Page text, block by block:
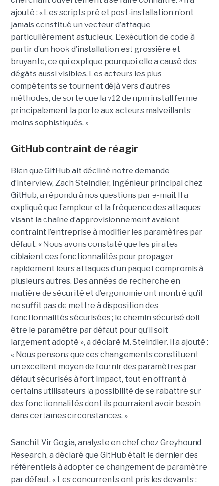
ajouté : « Les scripts pré et post-installation n’ont
jamais constitué un vecteur d’attaque
particulièrement astucieux. L’exécution de code à
partir d’un hook d’installation est grossière et
bruyante, ce qui explique pourquoi elle a causé des
dégâts aussi visibles. Les acteurs les plus
compétents se tournent déjà vers d’autres
méthodes, de sorte que la v12 de npm install ferme
principalement la porte aux acteurs malveillants
moins sophistiqués. »
Git Hub contraint de réagir
Bien que GitHub ait décliné notre demande
d’interview, Zach Steindler, ingénieur principal chez
GitHub, a répondu à nos questions par e-mail. Il a
expliqué que l’ampleur et la fréquence des attaques
visant la chaîne d’approvisionnement avaient
contraint l’entreprise à modifier les paramètres par
défaut. « Nous avons constaté que les pirates
ciblaient ces fonctionnalités pour propager
rapidement leurs attaques d’un paquet compromis à
plusieurs autres. Des années de recherche en
matière de sécurité et d’ergonomie ont montré qu’il
ne suffit pas de mettre à disposition des
fonctionnalités sécurisées ; le chemin sécurisé doit
être le paramètre par défaut pour qu’il soit
largement adopté », a déclaré M. Steindler. Il a ajouté :
« Nous pensons que ces changements constituent
un excellent moyen de fournir des paramètres par
défaut sécurisés à fort impact, tout en offrant à
certains utilisateurs la possibilité de se rabattre sur
des fonctionnalités dont ils pourraient avoir besoin
dans certaines circonstances. »
Sanchit Vir Gogia, analyste en chef chez Greyhound
Research, a déclaré que GitHub était le dernier des
référentiels à adopter ce changement de paramètre
par défaut. « Les concurrents ont pris les devants :